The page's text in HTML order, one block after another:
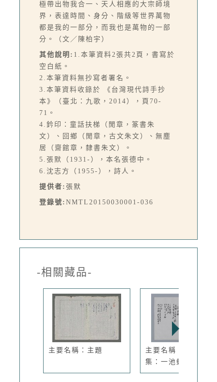
極帶出物我合一、天人相應的大宗師境
界，表達時間、身分、階級等世界萬物
都是我的一部分，而我也是萬物的一部
分。（文／陳柏宇）
其他說明: 1.本筆資料2張共2頁，書寫於
空白紙。
2.本筆資料無抄寫者署名。
3.本筆資料收錄於 《台灣現代詩手抄
本》（臺北：九歌，2014），頁70-
71。
4.鈐印：童話扶梯（閒章，篆書朱
文）、回鄉（閒章，古文朱文）、無塵
居（齋館章，隸書朱文）。
5.張默（1931-），本名張德中。
6.沈志方（1955-），詩人。
提供者: 張默
登錄號: NMTL20150030001-036
-相關藏品-
主要名稱：主題
主要名稱：林煥彰小
集：一池蛙...